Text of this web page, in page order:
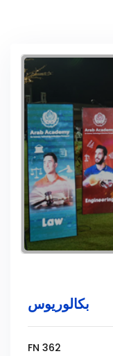
بكالوريوس
FN 362